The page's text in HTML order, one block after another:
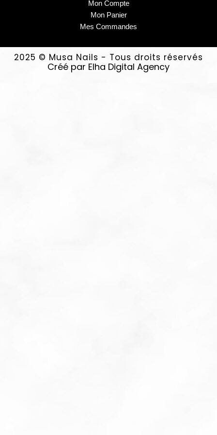
Mon Compte
Mon Panier
Mes Commandes
2025 © Musa Nails - Tous droits réservés
Créé par Elha Digital Agency